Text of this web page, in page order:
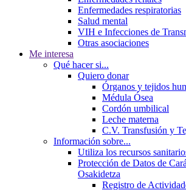
Enfermedades respiratorias
Salud mental
VIH e Infecciones de
Otras asociaciones
Me interesa
Qué hacer si...
Quiero donar
Órganos y tejidos
Médula Ósea
Cordón umbilical
Leche materna
C.V. Transfusión y
Información sobre...
Utiliza los recursos
Protección de Datos de
Osakidetza
Registro de